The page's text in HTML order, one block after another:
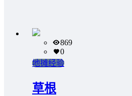
869
0
地摊经验
草根